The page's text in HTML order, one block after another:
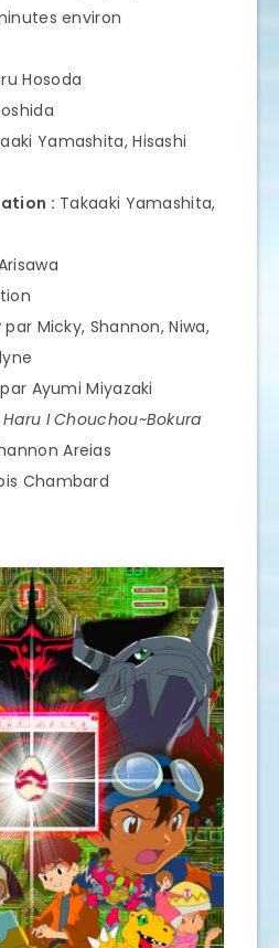
environ
Hosoda
Yamashita, Hisashi
: Takaaki Yamashita,
par Micky, Shannon, Niwa,
Ayumi Miyazaki
I Chouchou~Bokura
Areias
Chambard